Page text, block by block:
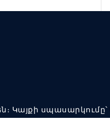
Կայքի սպասարկումը՝